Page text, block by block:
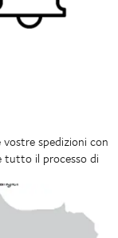
spedizioni con
il processo di